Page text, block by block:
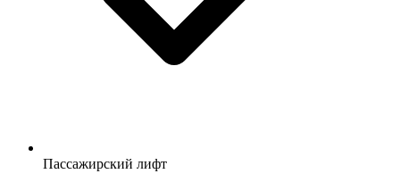
Пассажирский лифт